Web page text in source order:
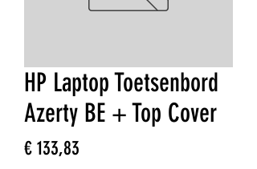
HP Laptop Toetsenbord
Azerty BE + Top Cover
€ 133,83